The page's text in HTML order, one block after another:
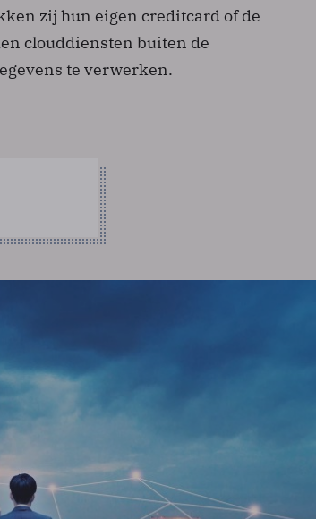
zij hun eigen creditcard of de
clouddiensten buiten de
te verwerken.